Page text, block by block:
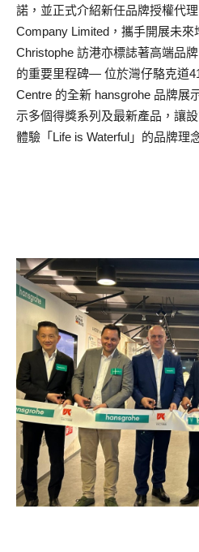
諾，並正式介紹新任品牌授權代
Company Limited，攜手開展未來
Christophe 訪港亦標誌著高端品
的重要里程碑— 位於灣仔駱克道
Centre 的全新 hansgrohe 品牌展
示多個得獎系列及最新產品，讓
體驗「Life is Waterful」的品牌理